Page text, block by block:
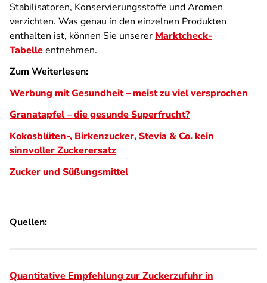
Stabilisatoren, Konservierungsstoffe und Aromen
verzichten. Was genau in den einzelnen Produkten
enthalten ist, können Sie unserer Marktcheck-
Tabelleentnehmen.
Zum Weiterlesen:
Werbung mit Gesundheit – meist zu viel versprochen
Granatapfel – die gesunde Superfrucht?
Kokosblüten-, Birkenzucker, Stevia & Co. kein
sinnvoller Zuckerersatz
Zucker und Süßungsmittel
Quellen:
Quantitative Empfehlung zur Zuckerzufuhr in